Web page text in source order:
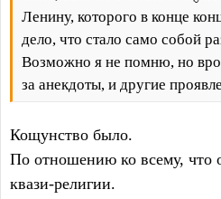
Ленину, которого в конце
дело, что стало само собой
Возможно я не помню, но
за анекдоты, и другие
Кощунство было.
По отношению ко всему, что
квази-религии.